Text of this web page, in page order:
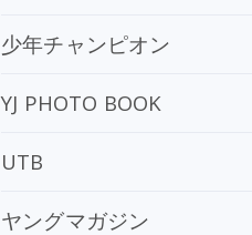
少年チャンピオン
YJ PHOTO BOOK
UTB
ヤングマガジン